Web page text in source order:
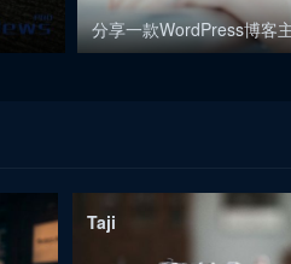
今天给大家分享一款大胡子开发的
题设计的特别简约、漂亮，没有花哨
分享一款WordPress博客
Taji